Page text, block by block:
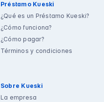
Préstamo Kueski
¿Qué es un Préstamo Kueski?
¿Cómo funciona?
¿Cómo pagar?
Términos y condiciones
Sobre Kueski
La empresa